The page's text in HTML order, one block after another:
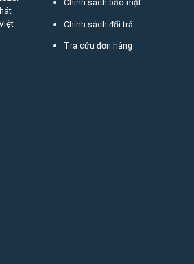
Chính sách bảo mật
Chính sách đổi trả
Tra cứu đơn hàng